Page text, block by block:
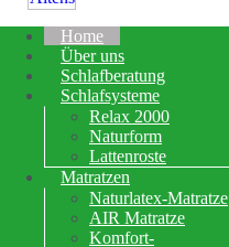
Home
Über uns
Schlafberatung
Schlafsysteme
Relax 2000
Naturform
Lattenroste
Matratzen
Naturlatex-Matratze
AIR Matratze
Komfort-